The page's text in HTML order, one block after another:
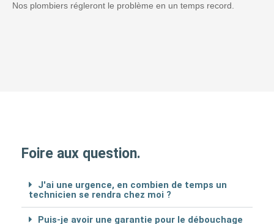
Nos plombiers régleront le problème en un temps record.
Foire aux question.
J'ai une urgence, en combien de temps un
technicien se rendra chez moi ?
Puis-je avoir une garantie pour le débouchage